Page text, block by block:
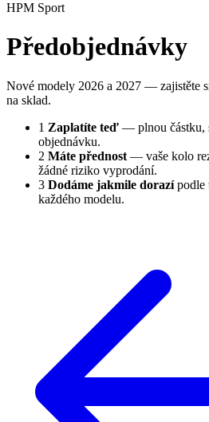
HPM Sport
Předobjednávky
Nové modely 2026 a 2027 — zajistěte
na sklad.
1 Zaplatíte teď — plnou částku,
objednávku.
2 Máte přednost — vaše kolo
žádné riziko vyprodání.
3 Dodáme jakmile dorazípodle
každého modelu.